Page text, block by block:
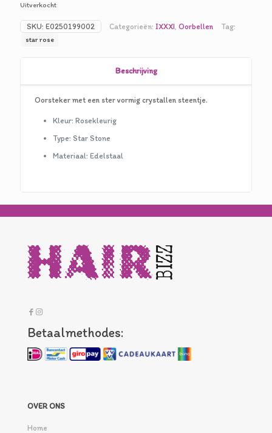
was:
€14,95.€7,50.
Uitverkocht
SKU: E0250199002 Categorieën: IXXXI, Oorbellen Tag:
star rose
Beschrijving
Oorsteker met een ster vormig crystallen steentje.
Kleur: Rosekleurig
Type: Star Stone
Materiaal: Edelstaal
Betaalmethodes:
OVER ONS
Home